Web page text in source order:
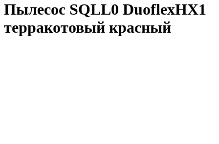
Пылесос SQLL0 DuoflexHX1
терракотовый красный